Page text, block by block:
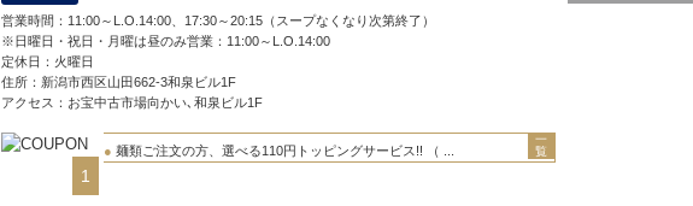
営業時間：11:00～L.O.14:00、17:30～20:15（スープなくなり次第終了）
※日曜日・祝日・月曜は昼のみ営業：11:00～L.O.14:00
定休日： 火曜日
住所：新潟市西区山田662-3和泉ビル1F
アクセス：お宝中古市場向かい､和泉ビル1F
1
● 麺類ご注文の方、選べる110円トッピングサービス!! （ ...
一
覧